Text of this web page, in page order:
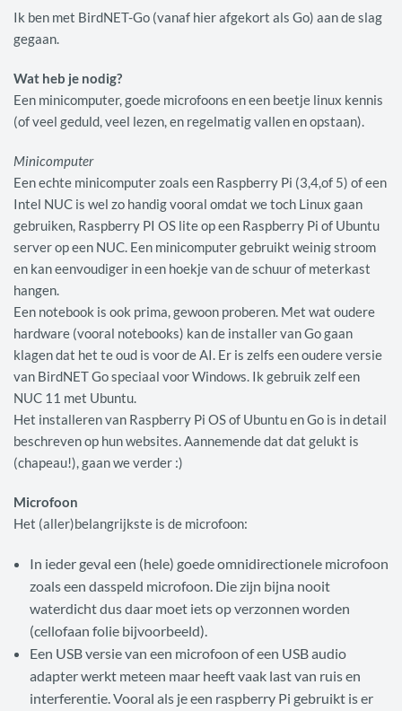
Ik ben met BirdNET-Go (vanaf hier afgekort als Go) aan de slag
gegaan.
Wat heb je nodig?
Een minicomputer, goede microfoons en een beetje linux kennis
(of veel geduld, veel lezen, en regelmatig vallen en opstaan).
Minicomputer
Een echte minicomputer zoals een Raspberry Pi (3,4,of 5) of een
Intel NUC is wel zo handig vooral omdat we toch Linux gaan
gebruiken, Raspberry PI OS lite op een Raspberry Pi of Ubuntu
server op een NUC. Een minicomputer gebruikt weinig stroom
en kan eenvoudiger in een hoekje van de schuur of meterkast
hangen.
Een notebook is ook prima, gewoon proberen. Met wat oudere
hardware (vooral notebooks) kan de installer van Go gaan
klagen dat het te oud is voor de AI. Er is zelfs een oudere versie
van BirdNET Go speciaal voor Windows. Ik gebruik zelf een
NUC 11 met Ubuntu.
Het installeren van Raspberry Pi OS of Ubuntu en Go is in detail
beschreven op hun websites. Aannemende dat dat gelukt is
(chapeau!), gaan we verder :)
Microfoon
Het (aller)belangrijkste is de microfoon:
In ieder geval een (hele) goede omnidirectionele microfoon
zoals een dasspeld microfoon. Die zijn bijna nooit
waterdicht dus daar moet iets op verzonnen worden
(cellofaan folie bijvoorbeeld).
Een USB versie van een microfoon of een USB audio
adapter werkt meteen maar heeft vaak last van ruis en
interferentie. Vooral als je een raspberry Pi gebruikt is er